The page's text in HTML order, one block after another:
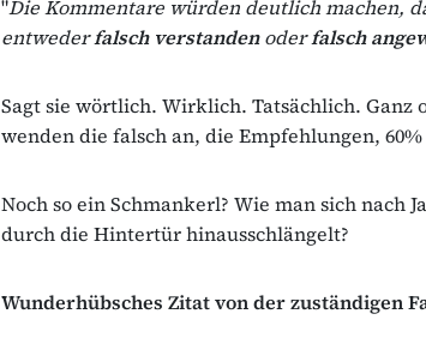
"Die Kommentare würden deutlich machen,
entwederfalsch verstandenoderfalsch
Sagt sie wörtlich. Wirklich. Tatsächlich.
wenden die falsch an, die Empfehlungen,
Noch so ein Schmankerl? Wie man sich nach
durch die Hintertür hinausschlängelt?
Wunderhübsches Zitat von der zuständigen